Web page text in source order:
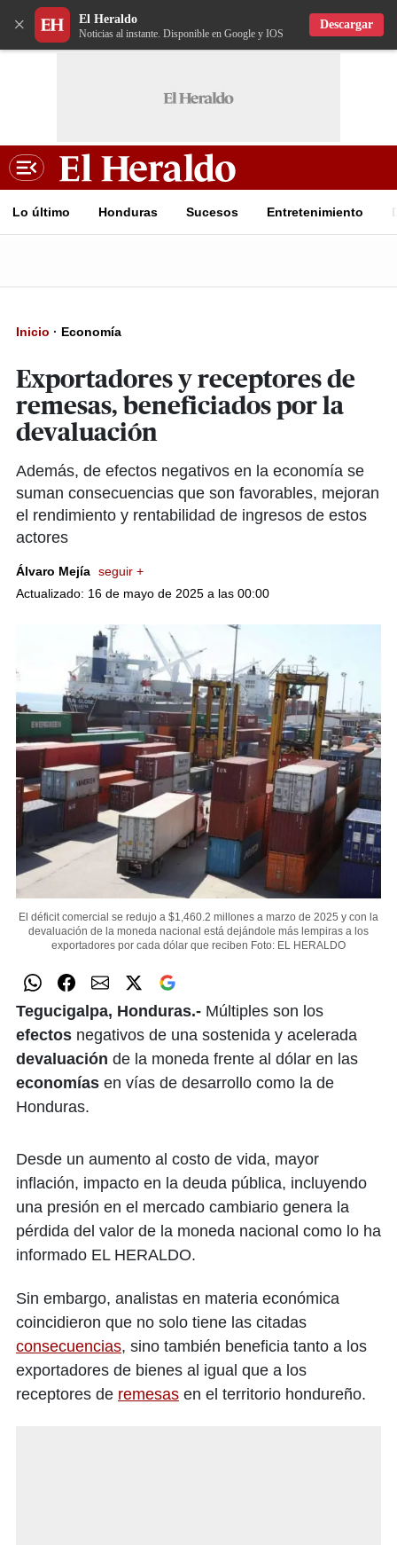
× El Heraldo
Noticias al instante. Disponible en Google y IOS
Descargar
Lo último Honduras Sucesos Entretenimiento
Inicio · Economía
Exportadores y receptores de
remesas, beneficiados por la
devaluación
Además, de efectos negativos en la economía se
suman consecuencias que son favorables, mejoran
el rendimiento y rentabilidad de ingresos de estos
actores
Álvaro Mejía seguir +
Actualizado: 16 de mayo de 2025 a las 00:00
El déficit comercial se redujo a $1,460.2 millones a marzo de 2025 y con la
devaluación de la moneda nacional está dejándole más lempiras a los
exportadores por cada dólar que reciben Foto: EL HERALDO
Tegucigalpa, Honduras.- Múltiples son los
efectos negativos de una sostenida y acelerada
devaluación de la moneda frente al dólar en las
economías en vías de desarrollo como la de
Honduras.
Desde un aumento al costo de vida, mayor
inflación, impacto en la deuda pública, incluyendo
una presión en el mercado cambiario genera la
pérdida del valor de la moneda nacional como lo ha
informado EL HERALDO.
Sin embargo, analistas en materia económica
coincidieron que no solo tiene las citadas
consecuencias, sino también beneficia tanto a los
exportadores de bienes al igual que a los
receptores de remesas en el territorio hondureño.